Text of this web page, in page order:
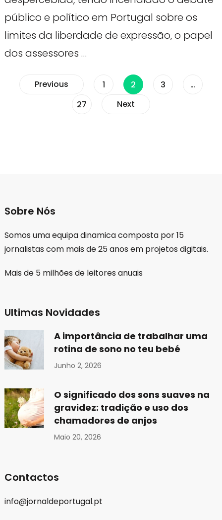
público e político em Portugal sobre os
limites da liberdade de expressão, o papel
dos assessores …
Paginação
Previous Page
1 Page
2 Page
3
…
Page
27 Next
Sobre Nós
Somos uma equipa dinamica composta por 15
jornalistas com mais de 25 anos em projetos digitais.
Mais de 5 milhões de leitores anuais
Ultimas Novidades
A importância de trabalhar uma
rotina de sono no teu bebé
Junho 2, 2026
O significado dos sons suaves na
gravidez: tradição e uso dos
chamadores de anjos
Maio 20, 2026
Contactos
info@jornaldeportugal.pt